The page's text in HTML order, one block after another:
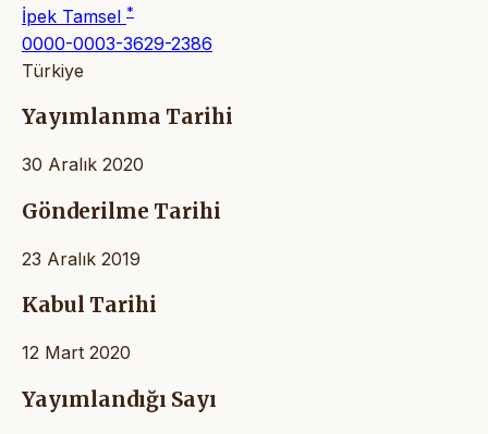
İpek Tamsel *
0000-0003-3629-2386
Türkiye
Yayımlanma Tarihi
30 Aralık 2020
Gönderilme Tarihi
23 Aralık 2019
Kabul Tarihi
12 Mart 2020
Yayımlandığı Sayı